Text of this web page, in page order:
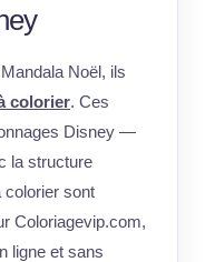
Noël, ils
colorier. Ces
Disney —
la structure
colorier sont
Coloriagevip.com,
ligne et sans